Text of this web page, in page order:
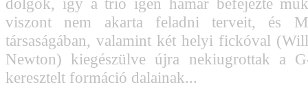
viszont nem akarta feladni terveit, és
társaságában, valamint két helyi fickóval
Newton) kiegészülve újra nekiugrottak a
keresztelt formáció dalainak...